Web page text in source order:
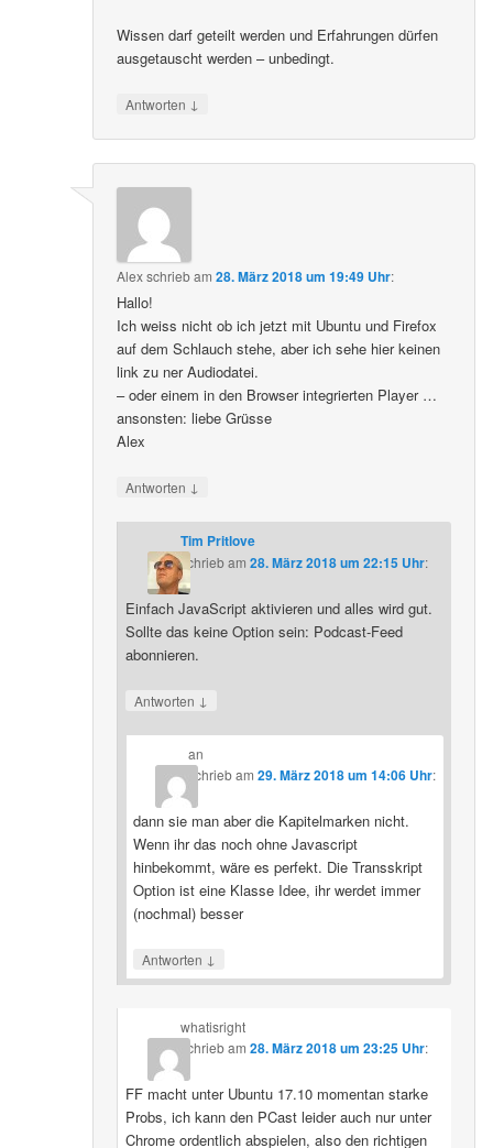
Wissen darf geteilt werden und Erfahrungen dürfen
ausgetauscht werden – unbedingt.
Antworten ↓
Alexschriebam28. März 2018 um 19:49 Uhr:
Hallo!
Ich weiss nicht ob ich jetzt mit Ubuntu und Firefox
auf dem Schlauch stehe, aber ich sehe hier keinen
link zu ner Audiodatei.
– oder einem in den Browser integrierten Player …
ansonsten: liebe Grüsse
Alex
Antworten ↓
Tim Pritlove
schriebam 28. März 2018 um 22:15 Uhr:
Einfach JavaScript aktivieren und alles wird gut.
Sollte das keine Option sein: Podcast-Feed
abonnieren.
Antworten ↓
an
schriebam29. März 2018 um 14:06 Uhr:
dann sie man aber die Kapitelmarken nicht.
Wenn ihr das noch ohne Javascript
hinbekommt, wäre es perfekt. Die Transskript
Option ist eine Klasse Idee, ihr werdet immer
(nochmal) besser
Antworten ↓
whatisright
schriebam 28. März 2018 um 23:25 Uhr:
FF macht unter Ubuntu 17.10 momentan starke
Probs, ich kann den PCast leider auch nur unter
Chrome ordentlich abspielen, also den richtigen